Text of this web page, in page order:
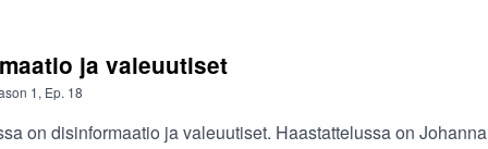
ja valeuutiset
1, Ep. 18
on disinformaatio ja valeuutiset. Haastattelussa on